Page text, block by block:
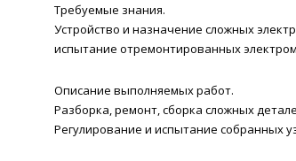
Требуемые знания.
Устройство и назначение сложных
испытание отремонтированных
Описание выполняемых работ.
Разборка, ремонт, сборка сложных
Регулирование и испытание собранных